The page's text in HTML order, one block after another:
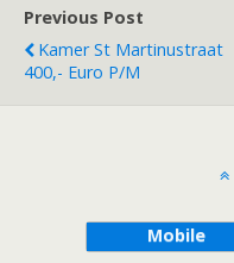
Previous Post
Kamer St Martinustraat
400,- Euro P/m
Mobile